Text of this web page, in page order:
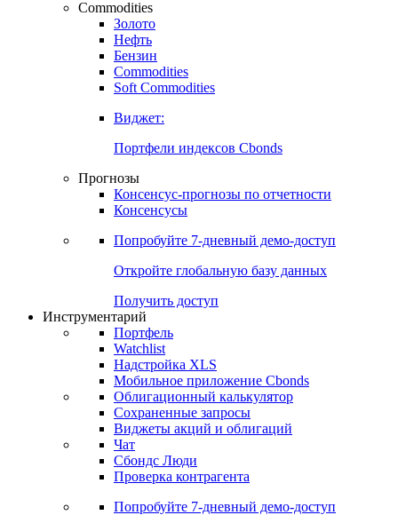
Commodities
Золото
Нефть
Бензин
Commodities
Soft Commodities
Виджет:
Портфели индексов Cbonds
Прогнозы
Консенсус-прогнозы по отчетности
Консенсусы
Попробуйте 7-дневный демо-доступ
Откройте глобальную базу данных
Получить доступ
Инструментарий
Портфель
Watchlist
Надстройка XLS
Мобильное приложение Cbonds
Облигационный калькулятор
Сохраненные запросы
Виджеты акций и облигаций
Чат
Сбондс Люди
Проверка контрагента
Попробуйте 7-дневный демо-доступ